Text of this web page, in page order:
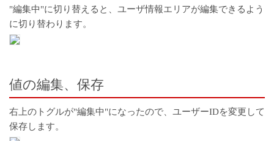
"編集中"に切り替えると、ユーザ情報エリアが編集できるよう
に切り替わります。
値の編集、保存
右上のトグルが"編集中"になったので、ユーザーIDを変更して
保存します。